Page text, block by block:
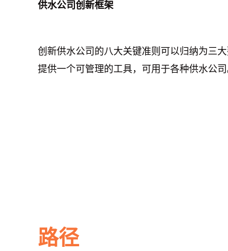
供水公司创新框架
创新供水公司的八大关键准则可以归纳为三
提供一个可管理的工具，可用于各种供水公司
路径